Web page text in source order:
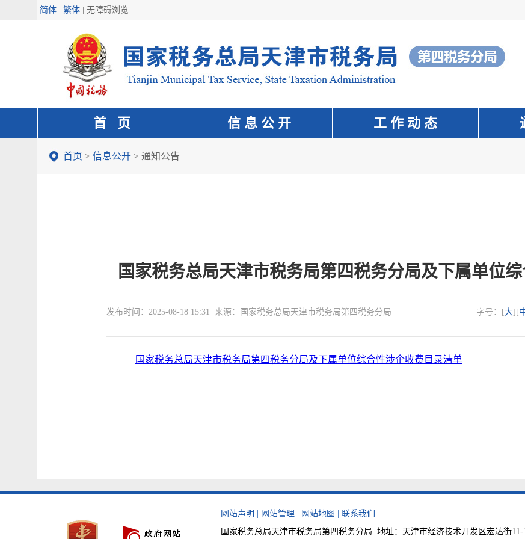
简体 | 繁体 无障碍浏览
首 页 信 息 公 开 工 作 动 态
首页 > 信息公开 > 通知公告
国家税务总局天津市税务局第四税务分局及下属单位
发布时间：2025-08-18 15:31 来源：国家税务总局天津市税务局第四税务分局 字号：[大][
国家税务总局天津市税务局第四税务分局及下属单位综合性涉企收费目录清单
网站声明 网站管理 网站地图
联系我们
国家税务总局天津市税务局第四税务分局 地址：天津市经济技术开发区宏达街